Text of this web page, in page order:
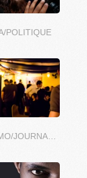
POLITIQUE